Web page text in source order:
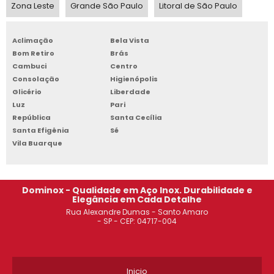
ROUPEIRO DE AÇO 20 PORTAS
ROUPEIRO DE AÇO 4 PORTAS SÃO PAULO
ESTANTE DE AÇO REFORÇADA SOROCABA
ARMÁRIO DE AÇO 02 PORTAS DIADEMA
ARMÁRIO DE AÇO PARA ESCRITÓRIO
VENDA DE ESTANTE DE AÇO CAMPINAS
Zona Leste
Grande São Paulo Litoral de São Paulo
Aclimação
Bela Vista
Bom Retiro
Brás
Cambuci
Centro
Consolação
Higienópolis
Glicério
Liberdade
Luz
Pari
República
Santa Cecília
Santa Efigênia
Sé
Vila Buarque
Dominox - Qualidade em Aço Inox. Durabilidade e
Elegância em Cada Detalhe
Rua Alexandre Dumas - Santo Amaro
- SP - CEP: 04717-004
Inicio